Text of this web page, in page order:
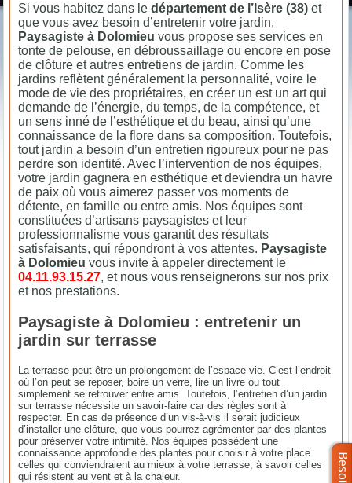
Si vous habitez dans ledépartement de l’Isère (38) et
que vous avez besoin d’entretenir votre jardin,
Paysagiste à Dolomieuvous propose ses services en
tonte de pelouse, en débroussaillage ou encore en pose
de clôture et autres entretiens de jardin. Comme les
jardins reflètent généralement la personnalité, voire le
mode de vie des propriétaires, en créer un est un art qui
demande de l’énergie, du temps, de la compétence, et
un sens inné de l’esthétique et du beau, ainsi qu’une
connaissance de la flore dans sa composition. Toutefois,
tout jardin a besoin d’un entretien rigoureux pour ne pas
perdre son identité. Avec l’intervention de nos équipes,
votre jardin gagnera en esthétique et deviendra un havre
de paix où vous aimerez passer vos moments de
détente, en famille ou entre amis. Nos équipes sont
constituées d’artisans paysagistes et leur
professionnalisme vous garantit des résultats
satisfaisants, qui répondront à vos attentes. Paysagiste
à Dolomieuvous invite à appeler directement le
04.11.93.15.27, et nous vous renseignerons sur nos prix
et nos prestations.
Paysagiste à Dolomieu : entretenir un
jardin sur terrasse
La terrasse peut être un prolongement de l’espace vie. C’est l’endroit
où l’on peut se reposer, boire un verre, lire un livre ou tout
simplement se retrouver entre amis. Toutefois, l’entretien d’un jardin
sur terrasse nécessite un savoir-faire car des règles sont à
respecter. En cas de présence d’un vis-à-vis il serait judicieux
d’installer une clôture, que vous pourrez agrémenter par des plantes
pour préserver votre intimité. Nos équipes possèdent une
connaissance approfondie des plantes pour choisir à votre place
celles qui conviendraient au mieux à votre terrasse, à savoir celles
qui résistent au vent et à la chaleur.